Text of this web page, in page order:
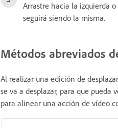
Arrastre hacia la izquierda
seguirá siendo la misma.
Métodos abreviados
Al realizar una edición de
se va a desplazar, para que
para alinear una acción de vídeo